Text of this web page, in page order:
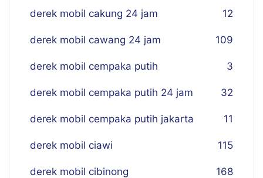
derek mobil cakung 24 jam 12
derek mobil cawang 24 jam 109
derek mobil cempaka putih 3
derek mobil cempaka putih 24 jam 32
derek mobil cempaka putih jakarta 11
derek mobil ciawi 115
derek mobil cibinong 168